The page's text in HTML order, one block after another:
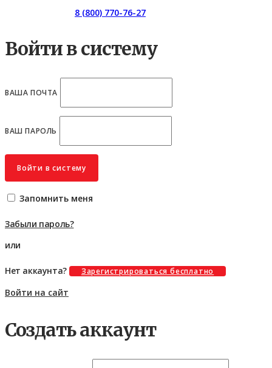
8 (800) 770-76-27
Войти в систему
ВАША ПОЧТА
ВАШ ПАРОЛЬ
Войти в систему
Запомнить меня
Забыли пароль?
или
Нет аккаунта? Зарегистрироваться бесплатно
Войти на сайт
Создать аккаунт